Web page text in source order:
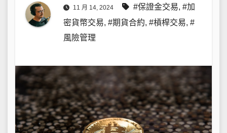
11 月 14, 2024 #保證金交易, #加
密貨幣交易, #期貨合約, #槓桿交易, #
風險管理